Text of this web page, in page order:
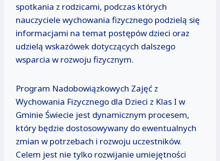
spotkania z rodzicami, podczas których
nauczyciele wychowania fizycznego podzielą się
informacjami na temat postępów dzieci oraz
udzielą wskazówek dotyczących dalszego
wsparcia w rozwoju fizycznym.
Program Nadobowiązkowych Zajęć z
Wychowania Fizycznego dla Dzieci z Klas I w
Gminie Świecie jest dynamicznym procesem,
który będzie dostosowywany do ewentualnych
zmian w potrzebach i rozwoju uczestników.
Celem jest nie tylko rozwijanie umiejętności